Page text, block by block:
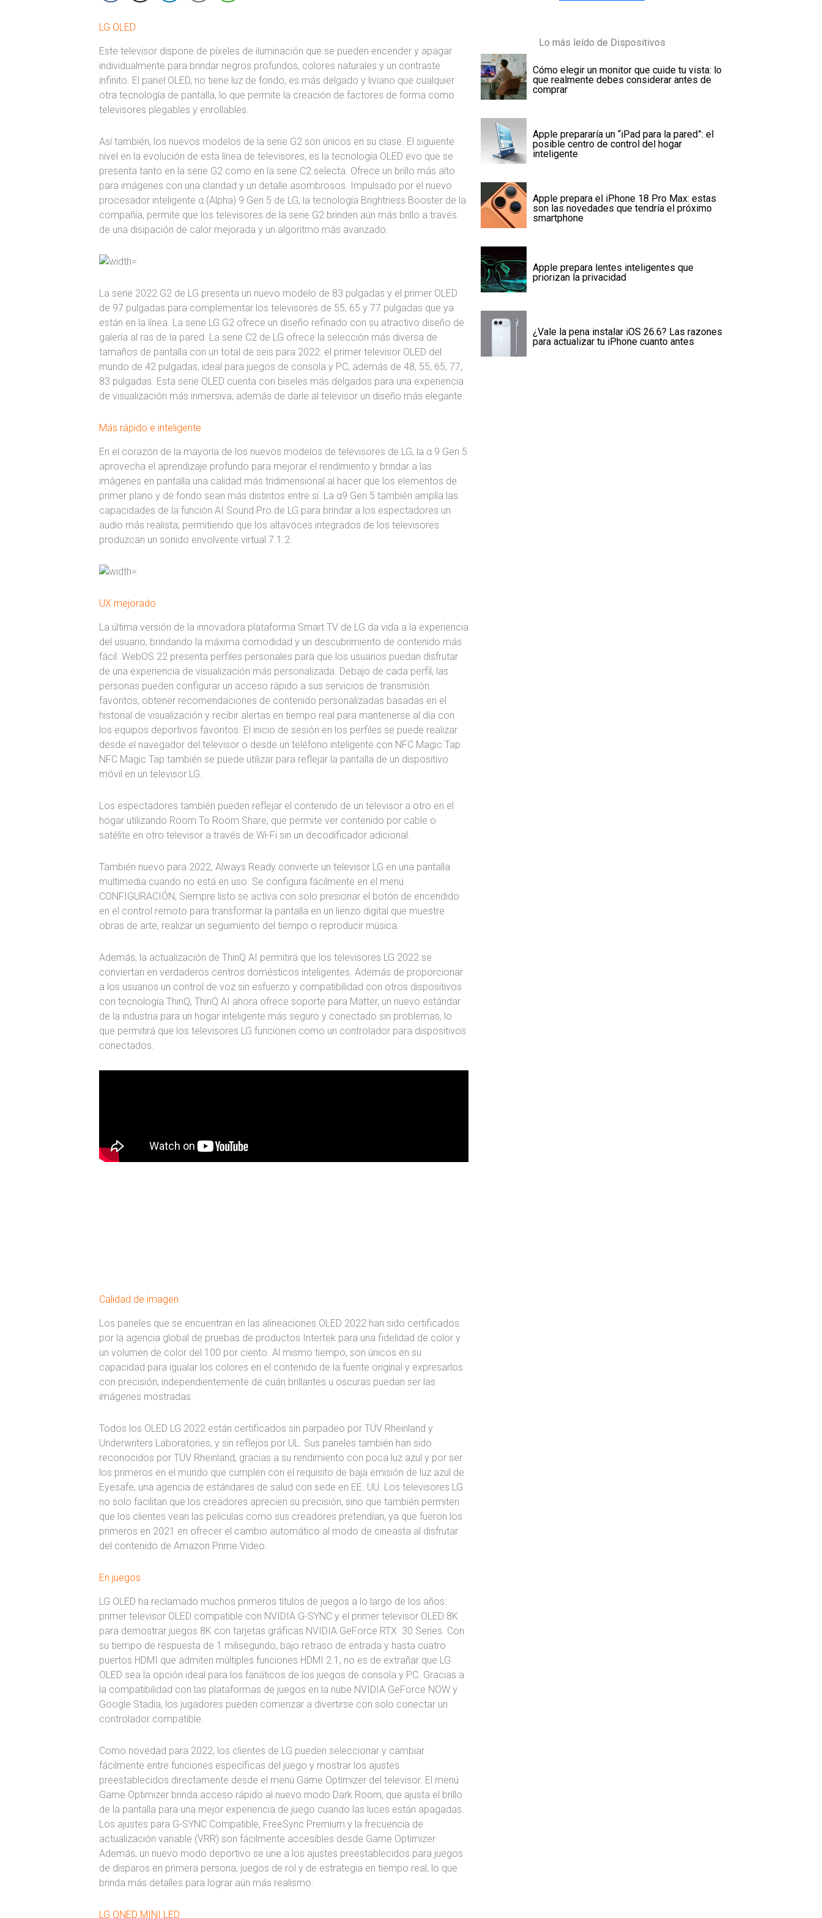
LG OLED
Este televisor dispone de píxeles de iluminación que se pueden encender y apagar
individualmente para brindar negros profundos, colores naturales y un contraste
infinito. El panel OLED, no tiene luz de fondo, es más delgado y liviano que cualquier
otra tecnología de pantalla, lo que permite la creación de factores de forma como
televisores plegables y enrollables.
Así también, los nuevos modelos de la serie G2 son únicos en su clase. El siguiente
nivel en la evolución de esta línea de televisores, es la tecnología OLED evo que se
presenta tanto en la serie G2 como en la serie C2 selecta. Ofrece un brillo más alto
para imágenes con una claridad y un detalle asombrosos. Impulsado por el nuevo
procesador inteligente α (Alpha) 9 Gen 5 de LG, la tecnología Brightness Booster de la
compañía, permite que los televisores de la serie G2 brinden aún más brillo a través
de una disipación de calor mejorada y un algoritmo más avanzado.
La serie 2022 G2 de LG presenta un nuevo modelo de 83 pulgadas y el primer OLED
de 97 pulgadas para complementar los televisores de 55, 65 y 77 pulgadas que ya
están en la línea. La serie LG G2 ofrece un diseño refinado con su atractivo diseño de
galería al ras de la pared. La serie C2 de LG ofrece la selección más diversa de
tamaños de pantalla con un total de seis para 2022: el primer televisor OLED del
mundo de 42 pulgadas, ideal para juegos de consola y PC, además de 48, 55, 65, 77,
83 pulgadas. Esta serie OLED cuenta con biseles más delgados para una experiencia
de visualización más inmersiva, además de darle al televisor un diseño más elegante.
Más rápido e inteligente
En el corazón de la mayoría de los nuevos modelos de televisores de LG, la α 9 Gen 5
aprovecha el aprendizaje profundo para mejorar el rendimiento y brindar a las
imágenes en pantalla una calidad más tridimensional al hacer que los elementos de
primer plano y de fondo sean más distintos entre sí. La α9 Gen 5 también amplía las
capacidades de la función AI Sound Pro de LG para brindar a los espectadores un
audio más realista; permitiendo que los altavoces integrados de los televisores
produzcan un sonido envolvente virtual 7.1.2.
UX mejorado
La última versión de la innovadora plataforma Smart TV de LG da vida a la experiencia
del usuario, brindando la máxima comodidad y un descubrimiento de contenido más
fácil. WebOS 22 presenta perfiles personales para que los usuarios puedan disfrutar
de una experiencia de visualización más personalizada. Debajo de cada perfil, las
personas pueden configurar un acceso rápido a sus servicios de transmisión
favoritos, obtener recomendaciones de contenido personalizadas basadas en el
historial de visualización y recibir alertas en tiempo real para mantenerse al día con
los equipos deportivos favoritos. El inicio de sesión en los perfiles se puede realizar
desde el navegador del televisor o desde un teléfono inteligente con NFC Magic Tap.
NFC Magic Tap también se puede utilizar para reflejar la pantalla de un dispositivo
móvil en un televisor LG.
Los espectadores también pueden reflejar el contenido de un televisor a otro en el
hogar utilizando Room To Room Share, que permite ver contenido por cable o
satélite en otro televisor a través de Wi-Fi sin un decodificador adicional.
También nuevo para 2022, Always Ready convierte un televisor LG en una pantalla
multimedia cuando no está en uso. Se configura fácilmente en el menú
CONFIGURACIÓN, Siempre listo se activa con solo presionar el botón de encendido
en el control remoto para transformar la pantalla en un lienzo digital que muestre
obras de arte, realizar un seguimiento del tiempo o reproducir música.
Además, la actualización de ThinQ AI permitirá que los televisores LG 2022 se
conviertan en verdaderos centros domésticos inteligentes. Además de proporcionar
a los usuarios un control de voz sin esfuerzo y compatibilidad con otros dispositivos
con tecnología ThinQ, ThinQ AI ahora ofrece soporte para Matter, un nuevo estándar
de la industria para un hogar inteligente más seguro y conectado sin problemas, lo
que permitirá que los televisores LG funcionen como un controlador para dispositivos
conectados.
Calidad de imagen
Los paneles que se encuentran en las alineaciones OLED 2022 han sido certificados
por la agencia global de pruebas de productos Intertek para una fidelidad de color y
un volumen de color del 100 por ciento. Al mismo tiempo, son únicos en su
capacidad para igualar los colores en el contenido de la fuente original y expresarlos
con precisión, independientemente de cuán brillantes u oscuras puedan ser las
imágenes mostradas.
Todos los OLED LG 2022 están certificados sin parpadeo por TÜV Rheinland y
Underwriters Laboratories, y sin reflejos por UL. Sus paneles también han sido
reconocidos por TÜV Rheinland, gracias a su rendimiento con poca luz azul y por ser
los primeros en el mundo que cumplen con el requisito de baja emisión de luz azul de
Eyesafe, una agencia de estándares de salud con sede en EE. UU. Los televisores LG
no solo facilitan que los creadores aprecien su precisión, sino que también permiten
que los clientes vean las películas como sus creadores pretendían, ya que fueron los
primeros en 2021 en ofrecer el cambio automático al modo de cineasta al disfrutar
del contenido de Amazon Prime Video.
En juegos
LG OLED ha reclamado muchos primeros títulos de juegos a lo largo de los años:
primer televisor OLED compatible con NVIDIA G-SYNC y el primer televisor OLED 8K
para demostrar juegos 8K con tarjetas gráficas NVIDIA GeForce RTX 30 Series. Con
su tiempo de respuesta de 1 milisegundo, bajo retraso de entrada y hasta cuatro
puertos HDMI que admiten múltiples funciones HDMI 2.1, no es de extrañar que LG
OLED sea la opción ideal para los fanáticos de los juegos de consola y PC. Gracias a
la compatibilidad con las plataformas de juegos en la nube NVIDIA GeForce NOW y
Google Stadia, los jugadores pueden comenzar a divertirse con solo conectar un
controlador compatible.
Como novedad para 2022, los clientes de LG pueden seleccionar y cambiar
fácilmente entre funciones específicas del juego y mostrar los ajustes
preestablecidos directamente desde el menú Game Optimizer del televisor. El menú
Game Optimizer brinda acceso rápido al nuevo modo Dark Room, que ajusta el brillo
de la pantalla para una mejor experiencia de juego cuando las luces están apagadas.
Los ajustes para G-SYNC Compatible, FreeSync Premium y la frecuencia de
actualización variable (VRR) son fácilmente accesibles desde Game Optimizer.
Además, un nuevo modo deportivo se une a los ajustes preestablecidos para juegos
de disparos en primera persona, juegos de rol y de estrategia en tiempo real, lo que
brinda más detalles para lograr aún más realismo.
LG QNED MINI LED
Lo más leído de Dispositivos
Cómo elegir un monitor que cuide tu vista: lo
que realmente debes considerar antes de
comprar
Apple prepararía un “iPad para la pared”: el
posible centro de control del hogar
inteligente
Apple prepara el iPhone 18 Pro Max: estas
son las novedades que tendría el próximo
smartphone
Apple prepara lentes inteligentes que
priorizan la privacidad
¿Vale la pena instalar iOS 26.6? Las razones
para actualizar tu iPhone cuanto antes